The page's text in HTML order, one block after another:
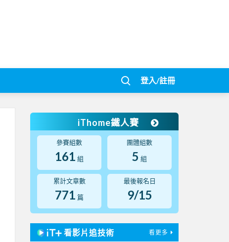
登入/註冊
iThome鐵人賽
參賽組數
161 組
團體組數
5 組
累計文章數
771 篇
最後報名日
9/15
看影片追技術 看更多